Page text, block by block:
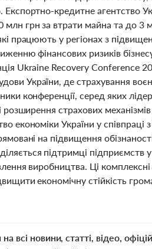
кредитне агентство
грн за втрати майна та до 3
працюють у регіонах з
фінансових ризиків
Ukraine Recovery Conference
України, де страхування
конференції, серед яких
розширення страхових
економіки України у
на підвищення
підтримці підприємств
виробництва. Ці
економічну стійкість
всі новини, статті, відео,